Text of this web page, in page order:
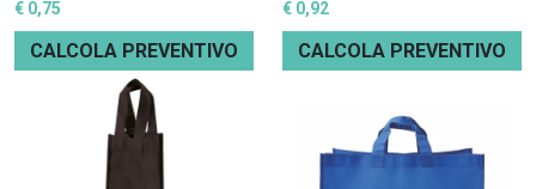
€ 0,75
CALCOLA PREVENTIVO
€ 0,92
CALCOLA PREVENTIVO